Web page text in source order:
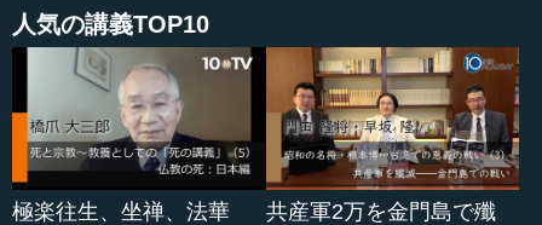
人気の講義TOP10
極楽往生、坐禅、法華
共産軍2万を金門島で殲